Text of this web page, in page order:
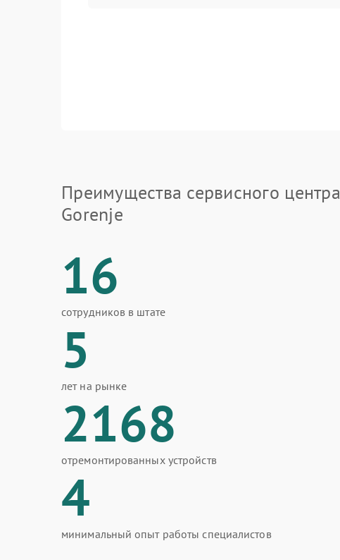
Преимущества сервисного центра
Gorenje
16
сотрудников в штате
5
лет на рынке
2168
отремонтированных устройств
4
минимальный опыт работы специалистов